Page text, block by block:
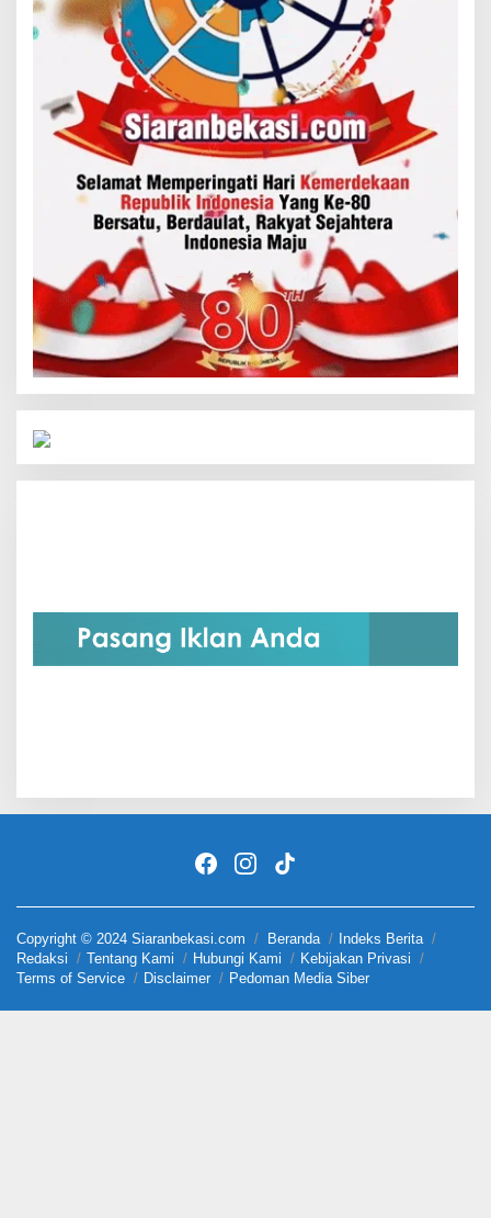
Copyright © 2024 Siaranbekasi.com Beranda
Indeks Berita
Redaksi
Tentang Kami Hubungi Kami
Kebijakan Privasi
Terms of Service
Disclaimer Pedoman Media Siber